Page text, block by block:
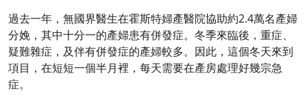
過去一年，無國界醫生在霍斯特婦產醫院協助約2.4萬名產婦
分娩，其中十分一的產婦患有併發症。冬季來臨後，重症、
疑難雜症，及伴有併發症的產婦較多。因此，這個冬天來到
項目，在短短一個半月裡，每天需要在產房處理好幾宗急
症。